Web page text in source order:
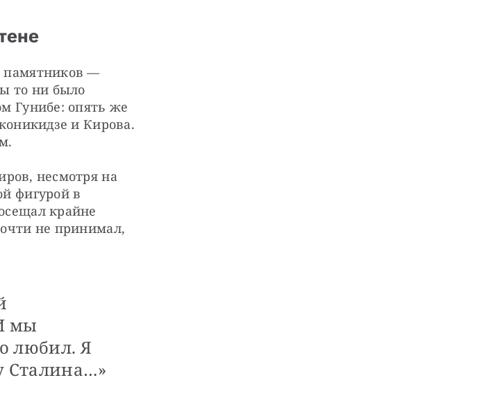
памятников —
то ни было
Гунибе: опять же
и Кирова.
несмотря на
фигурой в
крайне
не принимал,
мы
любил. Я
Сталина…»